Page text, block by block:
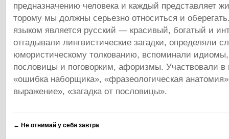
предназначению человека и каждый представляет
торому мы должны серьезно относиться и
языком является русский — красивый, богатый и
отгадывали лингвистические загадки, определяли
юмористическому толкованию, вспоминали
пословицы и поговорким, афоризмы. Участвовали в
«ошибка наборщика», «фразеологическая
выражение», «загадка от пословицы».
← Не отнимай у себя завтра